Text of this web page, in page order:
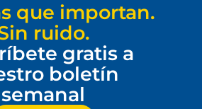
que importan.
ruido.
gratis a
boletín
semanal